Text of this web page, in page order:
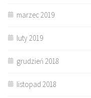
marzec 2019
luty 2019
grudzień 2018
listopad 2018